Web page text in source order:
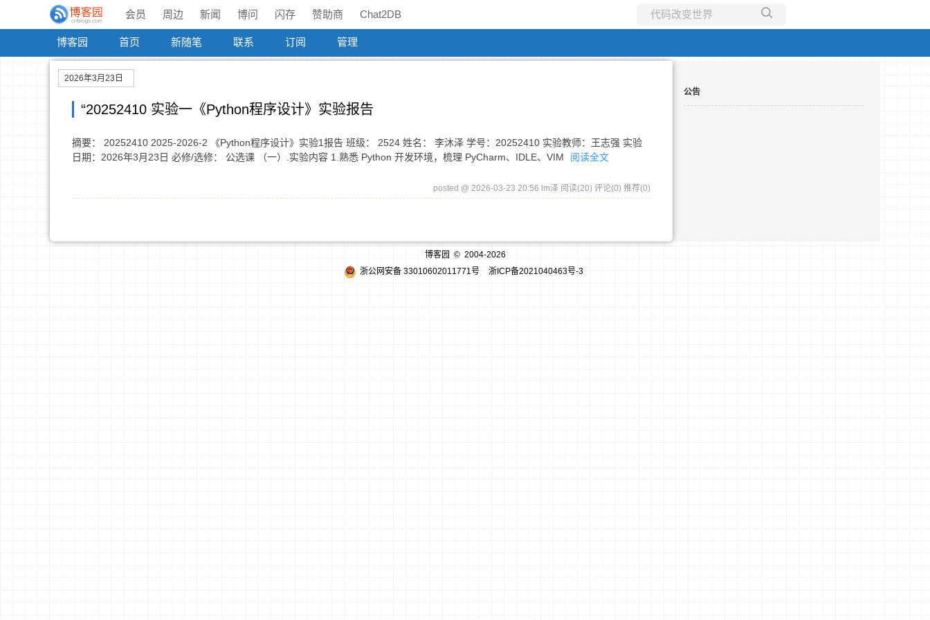
会员 周边 新闻 博问 闪存 赞助商 Chat2DB
博客园 首页 新随笔 联系 订阅 管理
2026年3月23日
“20252410 实验一《Python程序设计》实验报告
摘要： 20252410 2025-2026-2 《Python程序设计》实验1报告 班级： 2524 姓名： 李沐泽 学号：20252410 实验教师：王志强 实验
日期：2026年3月23日 必修/选修： 公选课 （一）.实验内容 1.熟悉 Python 开发环境，梳理 PyCharm、IDLE、VIM
阅读全文
posted @ 2026-03-23 20:56 lm泽 阅读(20) 评论(0) 推荐(0)
公告
博客园 © 2004-2026
浙公网安备 33010602011771号
浙ICP备2021040463号-3